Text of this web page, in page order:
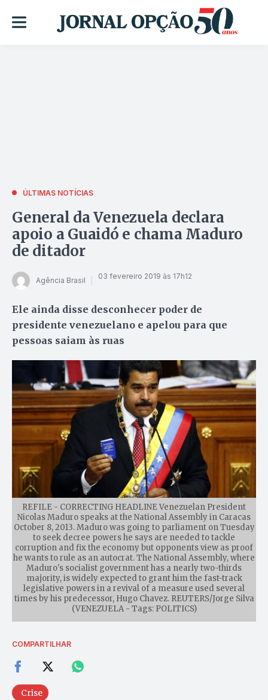
ÚLTIMAS NOTÍCIAS
General da Venezuela declara
apoio a Guaidó e chama Maduro
de ditador
Agência Brasil 03 fevereiro 2019 às 17h12
Ele ainda disse desconhecer poder de
presidente venezuelano e apelou para que
pessoas saiam às ruas
REFILE - CORRECTING HEADLINE Venezuelan President
Nicolas Maduro speaks at the National Assembly in Caracas
October 8, 2013. Maduro was going to parliament on Tuesday
to seek decree powers he says are needed to tackle
corruption and fix the economy but opponents view as proof
he wants to rule as an autocrat. The National Assembly, where
Maduro's socialist government has a nearly two-thirds
majority, is widely expected to grant him the fast-track
legislative powers in a revival of a measure used several
times by his predecessor, Hugo Chavez. REUTERS/Jorge Silva
(VENEZUELA - Tags: POLITICS)
COMPARTILHAR
Crise